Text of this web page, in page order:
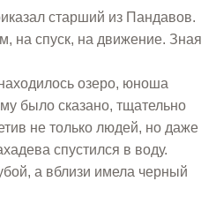
старший из Пандавов.
на спуск, на движение. Зная
озеро, юноша
было сказано, тщательно
не только людей, но даже
спустился в воду.
а вблизи имела черный